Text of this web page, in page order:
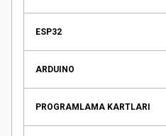
ESP32
ARDUINO
PROGRAMLAMA KARTLARI